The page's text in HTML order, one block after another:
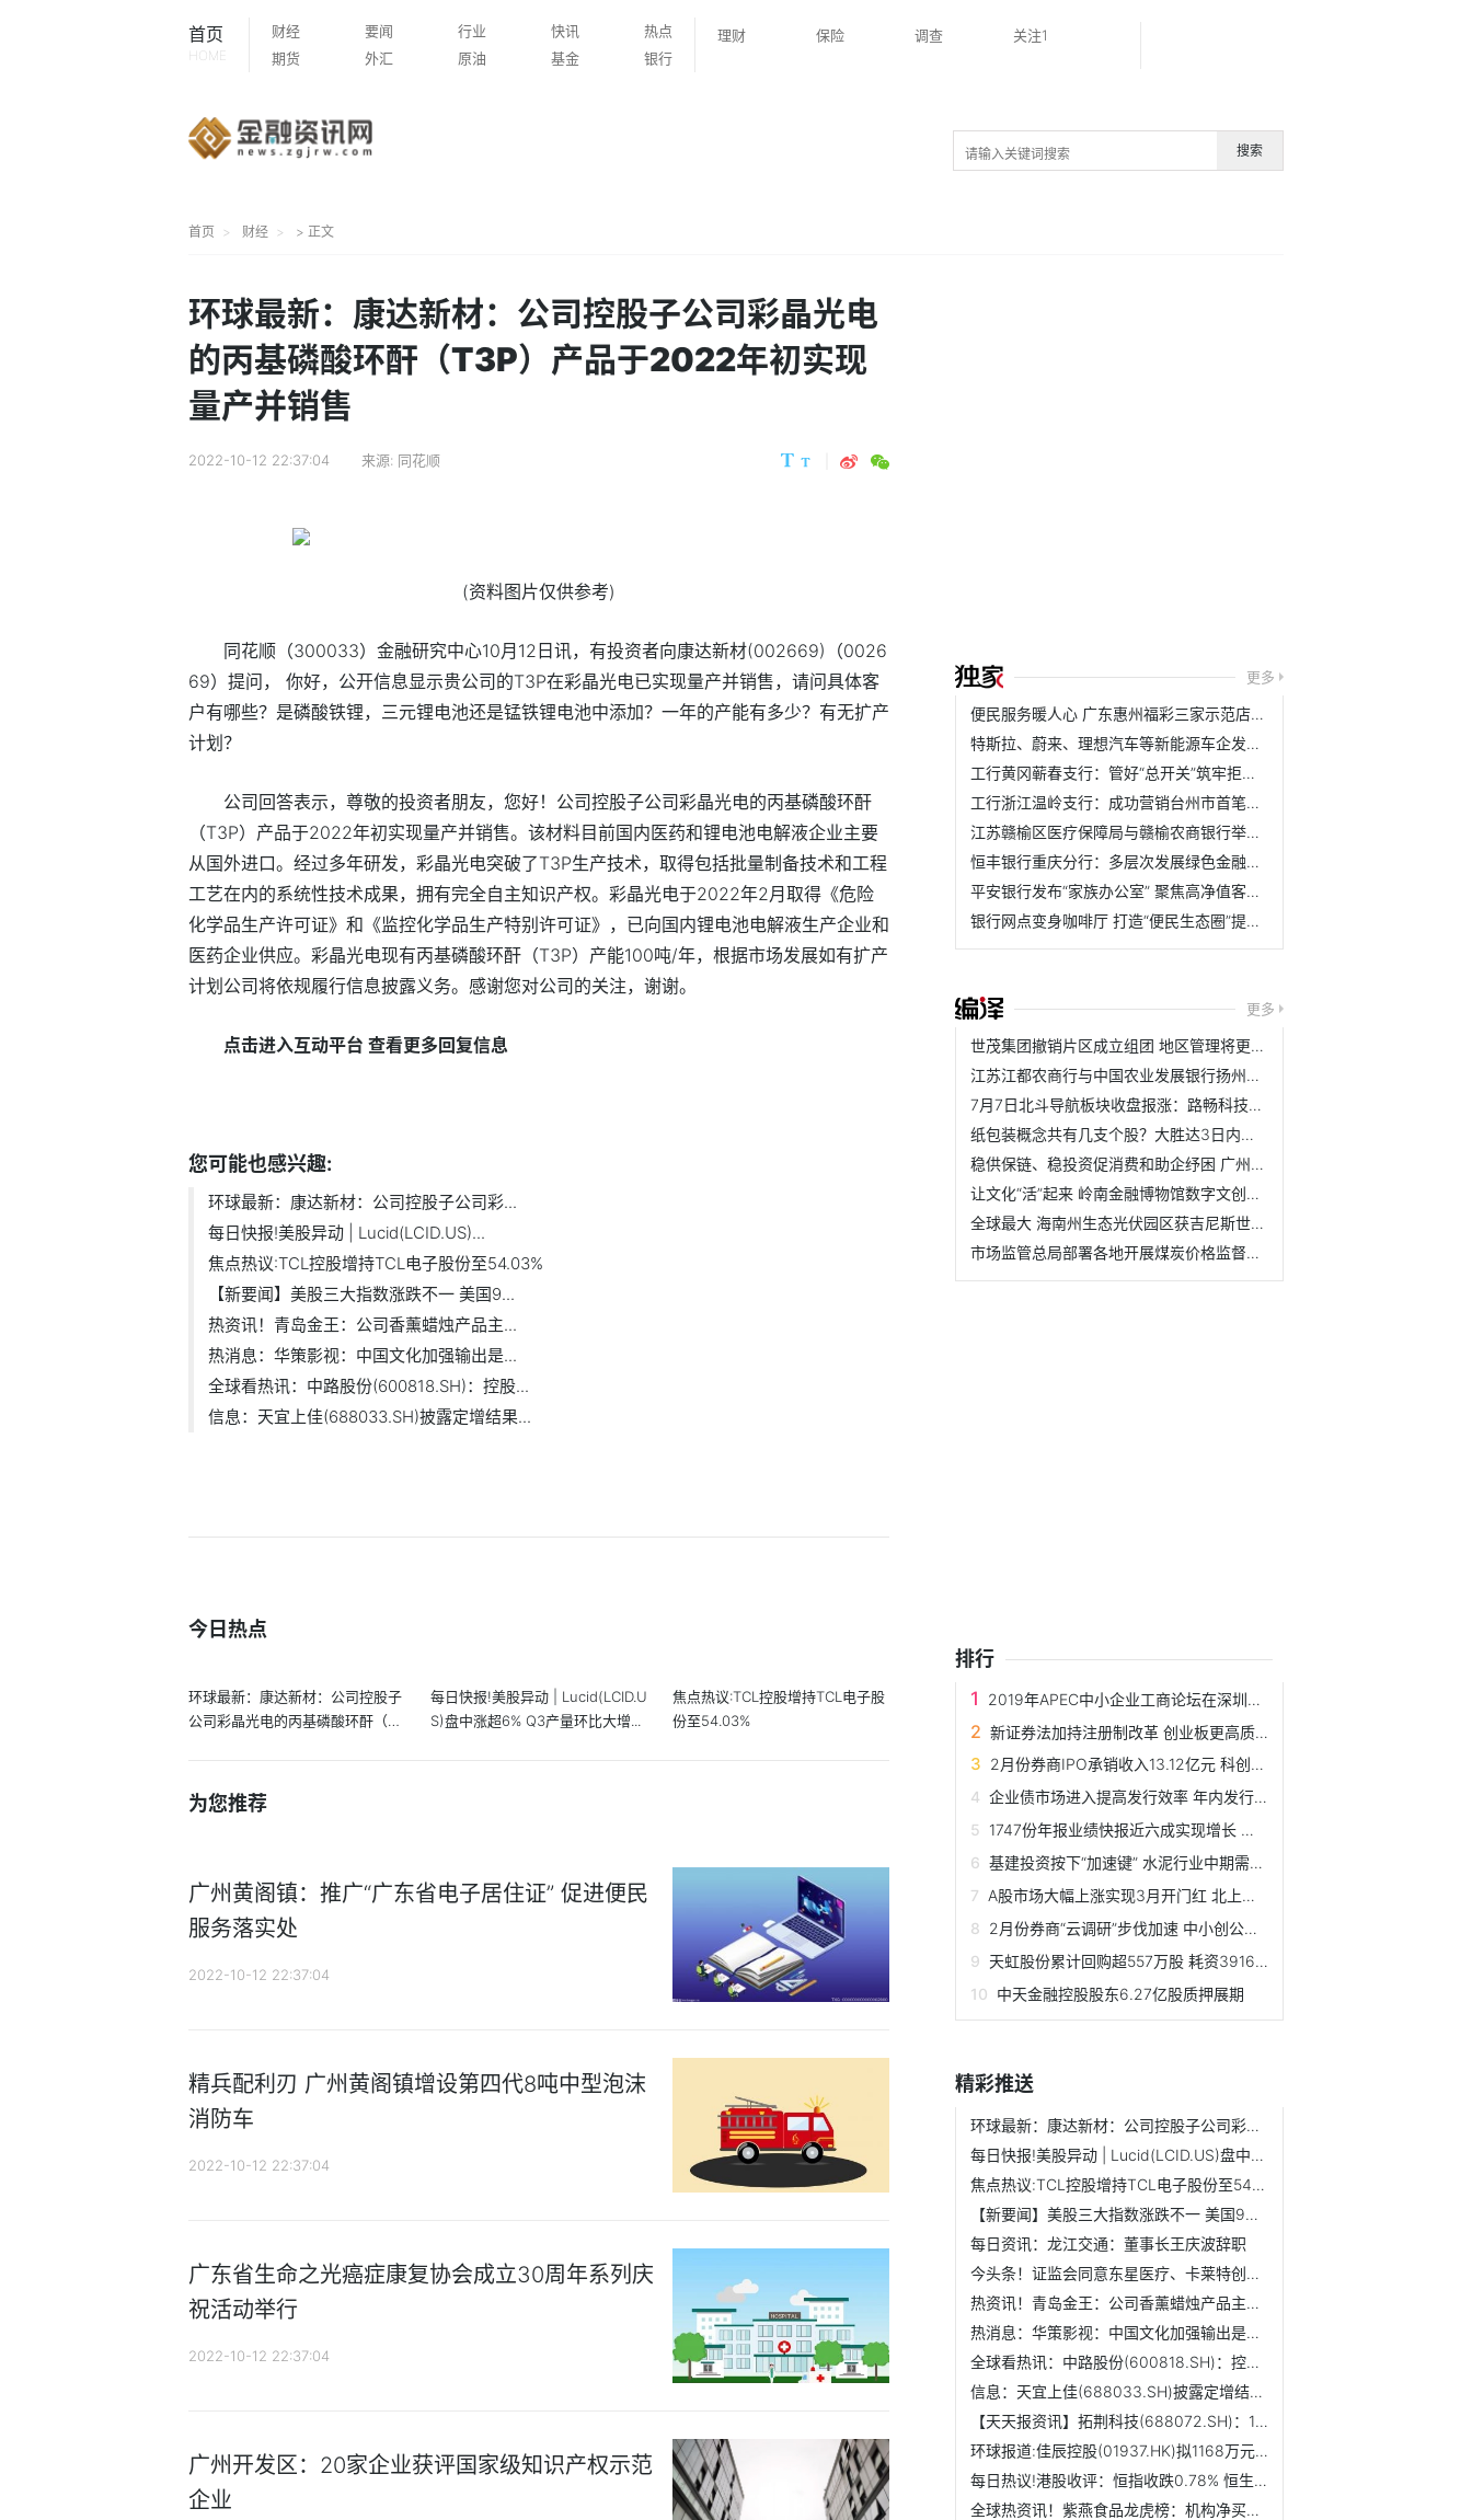
首页
HOME
财经 要闻 行业 快讯
热点
期货
外汇 原油 基金 银行
理财 保险 调查 关注1
搜索
首页 财经 > 正文
环球最新：康达新材：公司控股子公司彩晶光电
的丙基磷酸环酐（T3P）产品于2022年初实现
量产并销售
2022-10-12 22:37:04 来源: 同花顺
(资料图片仅供参考)
同花顺（300033）金融研究中心10月12日讯，有投资者向康达新材(002669)（0026
69）提问， 你好，公开信息显示贵公司的T3P在彩晶光电已实现量产并销售，请问具体客
户有哪些？是磷酸铁锂，三元锂电池还是锰铁锂电池中添加？一年的产能有多少？有无扩产
计划？
公司回答表示，尊敬的投资者朋友，您好！公司控股子公司彩晶光电的丙基磷酸环酐
（T3P）产品于2022年初实现量产并销售。该材料目前国内医药和锂电池电解液企业主要
从国外进口。经过多年研发，彩晶光电突破了T3P生产技术，取得包括批量制备技术和工程
工艺在内的系统性技术成果，拥有完全自主知识产权。彩晶光电于2022年2月取得《危险
化学品生产许可证》和《监控化学品生产特别许可证》，已向国内锂电池电解液生产企业和
医药企业供应。彩晶光电现有丙基磷酸环酐（T3P）产能100吨/年，根据市场发展如有扩产
计划公司将依规履行信息披露义务。感谢您对公司的关注，谢谢。
点击进入互动平台 查看更多回复信息
您可能也感兴趣:
环球最新：康达新材：公司控股子公司彩...
每日快报!美股异动 | Lucid(LCID.US)...
焦点热议:TCL控股增持TCL电子股份至54.03%
【新要闻】美股三大指数涨跌不一 美国9...
热资讯！青岛金王：公司香薰蜡烛产品主...
热消息：华策影视：中国文化加强输出是...
全球看热讯：中路股份(600818.SH)：控股...
信息：天宜上佳(688033.SH)披露定增结果...
今日热点
环球最新：康达新材：公司控股子
公司彩晶光电的丙基磷酸环酐（T3
每日快报!美股异动 | Lucid(LCID.U
S)盘中涨超6% Q3产量环比大增...
焦点热议:TCL控股增持TCL电子股
份至54.03%
为您推荐
广州黄阁镇：推广“广东省电子居住证” 促进便民
服务落实处
2022-10-12 22:37:04
精兵配利刃 广州黄阁镇增设第四代8吨中型泡沫
消防车
2022-10-12 22:37:04
广东省生命之光癌症康复协会成立30周年系列庆
祝活动举行
2022-10-12 22:37:04
广州开发区：20家企业获评国家级知识产权示范
企业
更多
便民服务暖人心 广东惠州福彩三家示范店正式开业
特斯拉、蔚来、理想汽车等新能源车企发布“十一”出行报告
工行黄冈蕲春支行：管好“总开关”筑牢拒腐防变的思想根基
工行浙江温岭支行：成功营销台州市首笔美元大额存单
江苏赣榆区医疗保障局与赣榆农商银行举行战略合作协议签约仪式
恒丰银行重庆分行：多层次发展绿色金融协力守护山城绿水青山
平安银行发布“家族办公室” 聚焦高净值客群打造差异化竞争力
银行网点变身咖啡厅 打造“便民生态圈”提升口碑
更多
世茂集团撤销片区成立组团 地区管理将更加扁平化
江苏江都农商行与中国农业发展银行扬州市江都区支行举行战略合作
7月7日北斗导航板块收盘报涨：路畅科技领涨 达华智能、中科...
纸包装概念共有几支个股？大胜达3日内股价上涨0.98%
稳供保链、稳投资促消费和助企纾困 广州经济运行呈现恢复态势
让文化“活”起来 岭南金融博物馆数字文创正式发布
全球最大 海南州生态光伏园区获吉尼斯世界纪录
市场监管总局部署各地开展煤炭价格监督检查工作
排行
2019年APEC中小企业工商论坛在深圳开幕
新证券法加持注册制改革 创业板更高质量发展即日启程
2月份券商IPO承销收入13.12亿元 科创板项目占比近七成
企业债市场进入提高发行效率 年内发行总额或超6000亿元
1747份年报业绩快报近六成实现增长 净利润实现同比翻番公司达154家
基建投资按下“加速键” 水泥行业中期需求有保证
A股市场大幅上涨实现3月开门红 北上资金终结6日净流出
2月份券商“云调研”步伐加速 中小创公司仍是券商调研重点
天虹股份累计回购超557万股 耗资3916.7万元
中天金融控股股东6.27亿股质押展期
精彩推送
环球最新：康达新材：公司控股子公司彩晶光电的丙基磷酸环酐...
每日快报!美股异动 | Lucid(LCID.US)盘中涨超6% Q3产量环...
焦点热议:TCL控股增持TCL电子股份至54.03%
【新要闻】美股三大指数涨跌不一 美国9月CPI超预期 美联储...
每日资讯：龙江交通：董事长王庆波辞职
今头条！证监会同意东星医疗、卡莱特创业板IPO注册
热资讯！青岛金王：公司香薰蜡烛产品主要出口欧美等国家，并...
热消息：华策影视：中国文化加强输出是必经之路
全球看热讯：中路股份(600818.SH)：控股股东所持5456.07万股...
信息：天宜上佳(688033.SH)披露定增结果：富荣基金、兴证全球...
【天天报资讯】拓荆科技(688072.SH)：141.95万股首发限售股10月20日解禁
环球报道:佳辰控股(01937.HK)拟1168万元收购第二幅土地
每日热议!港股收评：恒指收跌0.78% 恒生科技指数跌0.27%
全球热资讯！紫燕食品龙虎榜：机构净买入1.15亿元